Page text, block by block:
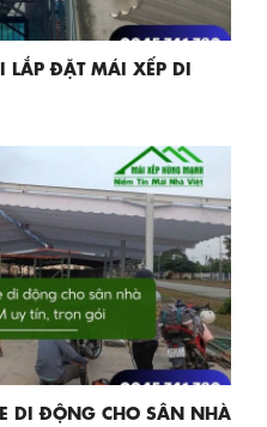
LẮP ĐẶT MÁI XẾP DI
DI ĐỘNG CHO SÂN NHÀ